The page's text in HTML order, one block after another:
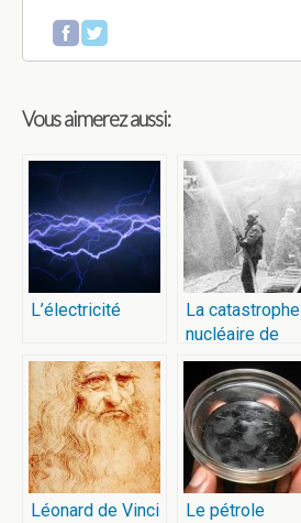
Vous aimerez aussi:
L’électricité
La catastrophe
nucléaire de
Tchernobyl
Léonard de Vinci Le pétrole